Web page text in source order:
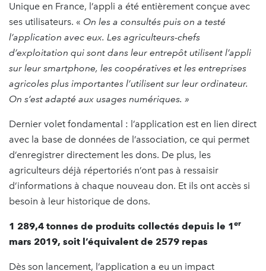
Unique en France, l’appli a été entièrement conçue avec
ses utilisateurs. « On les a consultés puis on a testé
l’application avec eux. Les agriculteurs-chefs
d’exploitation qui sont dans leur entrepôt utilisent l’appli
sur leur smartphone, les coopératives et les entreprises
agricoles plus importantes l’utilisent sur leur ordinateur.
On s’est adapté aux usages numériques. »
Dernier volet fondamental : l’application est en lien direct
avec la base de données de l’association, ce qui permet
d’enregistrer directement les dons. De plus, les
agriculteurs déjà répertoriés n’ont pas à ressaisir
d’informations à chaque nouveau don. Et ils ont accès si
besoin à leur historique de dons.
1 289,4 tonnes de produits collectés depuis le 1er
mars 2019, soit l’équivalent de 2579 repas
Dès son lancement, l’application a eu un impact